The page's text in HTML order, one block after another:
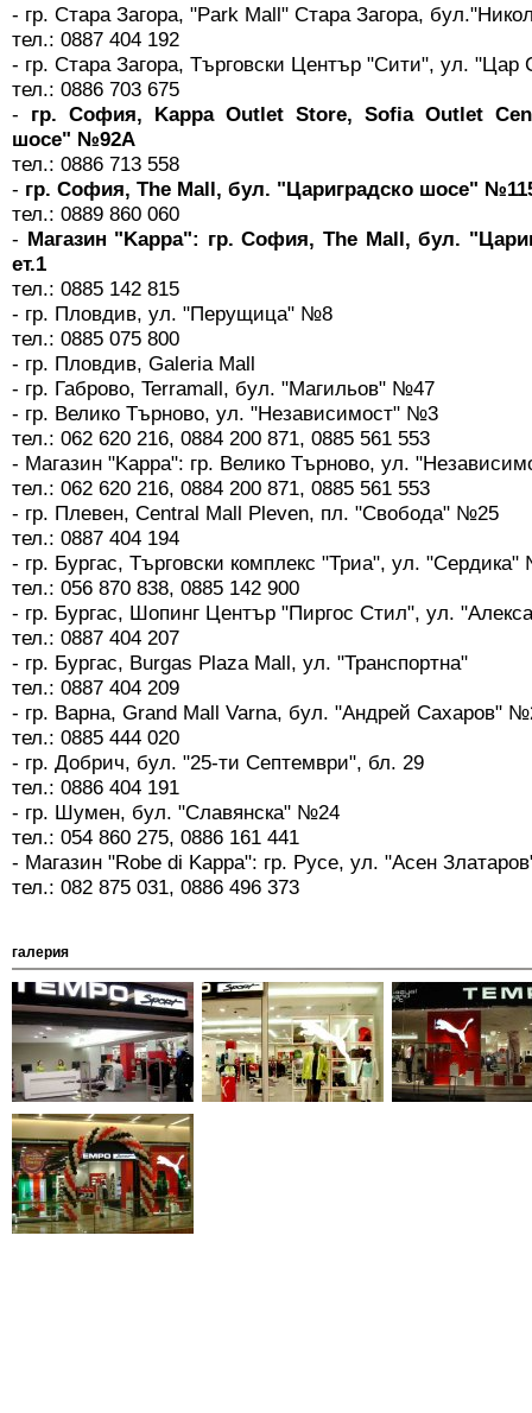
- гр. Стара Загора, "Park Mall" Стара Загора,
тел.: 0887 404 192
- гр. Стара Загора, Търговски Център "Сити", ул.
тел.: 0886 703 675
- гр. София, Kappa Outlet Store, Sofia Outlet
шосе" №92А
тел.: 0886 713 558
- гр. София, The Mall, бул. "Цариградско шосе"
тел.: 0889 860 060
- Магазин "Kappa": гр. София, The Mall, бул.
eт.1
тел.: 0885 142 815
- гр. Пловдив, ул. "Перущица" №8
тел.: 0885 075 800
- гр. Пловдив, Galeria Mall
- гр. Габрово, Terramall, бул. "Магильов" №47
- гр. Велико Търново, ул. "Независимост" №3
тел.: 062 620 216, 0884 200 871, 0885 561 553
- Магазин "Kappa": гр. Велико Търново, ул.
тел.: 062 620 216, 0884 200 871, 0885 561 553
- гр. Плевен, Central Mall Pleven, пл. "Свобода" №25
тел.: 0887 404 194
- гр. Бургас, Търговски комплекс "Триа", ул.
тел.: 056 870 838, 0885 142 900
- гр. Бургас, Шопинг Център "Пиргос Стил", ул.
тел.: 0887 404 207
- гр. Бургас, Burgas Plaza Mall, ул. "Транспортна"
тел.: 0887 404 209
- гр. Варна, Grand Mall Varna, бул. "Андрей Сахаров"
тел.: 0885 444 020
- гр. Добрич, бул. "25-ти Септември", бл. 29
тел.: 0886 404 191
- гр. Шумен, бул. "Славянска" №24
тел.: 054 860 275, 0886 161 441
- Магазин "Robe di Kappa": гр. Русе, ул. "Асен
тел.: 082 875 031, 0886 496 373
галерия